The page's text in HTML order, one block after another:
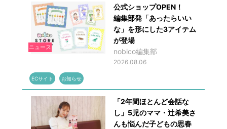
ニュース
公式ショップOPEN！
編集部発「あったらいい
な」を形にした3アイテム
が登場
nobico編集部
2026.08.06
ECサイト お知らせ
「2年間ほとんど会話な
し」5児のママ・辻希美さ
んも悩んだ子どもの思春